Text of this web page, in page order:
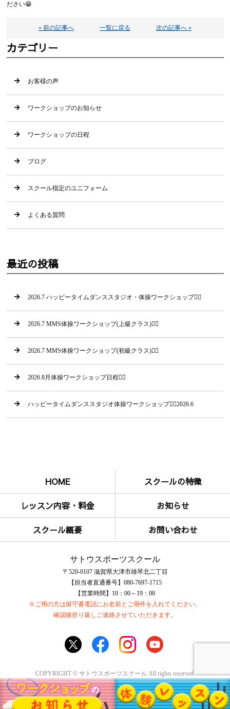
ださい😁
« 前の記事へ 一覧に戻る 次の記事へ »
カテゴリー
お客様の声
ワークショップのお知らせ
ワークショップの日程
ブログ
スクール指定のユニフォーム
よくある質問
最近の投稿
2026.7 ハッピータイムダンススタジオ・体操ワークショップ🤸‍♂
2026.7 MMS体操ワークショップ(上級クラス)🤸‍♀
2026.7 MMS体操ワークショップ(初級クラス)🤸‍♂
2026.8月体操ワークショップ日程🤸‍♂
ハッピータイムダンススタジオ体操ワークショップ🤸‍♂2026.6
HOME スクールの特徴
レッスン内容・料金 お知らせ
スクール概要 お問い合わせ
サトウスポーツスクール
〒520-0107 滋賀県大津市雄琴北二丁目
【担当者直通番号】080-7697-1715
【営業時間】10：00～19：00
※ご用の方は留守番電話にお名前とご用件を入れてください。
確認後折り返しご連絡させていただきます。
COPYRIGHT © サトウスポーツスクール All rights reserved.